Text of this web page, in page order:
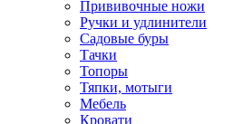
Прививочные ножи
Ручки и удлинители
Садовые буры
Тачки
Топоры
Тяпки, мотыги
Мебель
Кровати